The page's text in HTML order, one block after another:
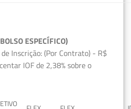
ESPECÍFICO)
Inscrição: (Por Contrato) - R$
IOF de 2,38% sobre o